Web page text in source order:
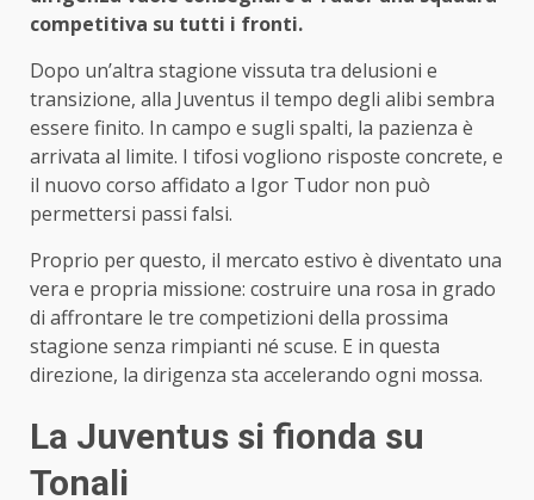
competitiva su tutti i fronti.
Dopo un’altra stagione vissuta tra delusioni e
transizione, alla Juventus il tempo degli alibi sembra
essere finito. In campo e sugli spalti, la pazienza è
arrivata al limite. I tifosi vogliono risposte concrete, e
il nuovo corso affidato a Igor Tudor non può
permettersi passi falsi.
Proprio per questo, il mercato estivo è diventato una
vera e propria missione: costruire una rosa in grado
di affrontare le tre competizioni della prossima
stagione senza rimpianti né scuse. E in questa
direzione, la dirigenza sta accelerando ogni mossa.
La Juventus si fionda su
Tonali